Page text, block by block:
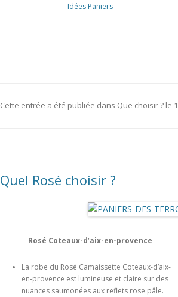
Idées Paniers
Cette entrée a été publiée dans Que choisir ? le
Quel Rosé choisir ?
Rosé Coteaux-d’aix-en-provence
La robe du Rosé Camaissette Coteaux-d’aix-
en-provence est lumineuse et claire sur des
nuances saumonées aux reflets rose pâle.